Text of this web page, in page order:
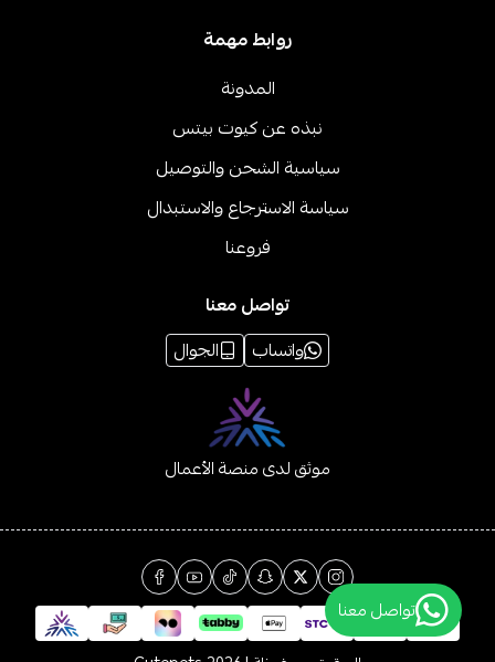
روابط مهمة
المدونة
نبذه عن كيوت بيتس
سياسية الشحن والتوصيل
سياسة الاسترجاع والاستبدال
فروعنا
تواصل معنا
واتساب
الجوال
موثق لدى منصة الأعمال
تواصل معنا